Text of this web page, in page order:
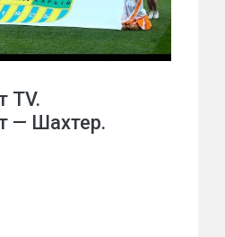
TV.
— Шахтер.